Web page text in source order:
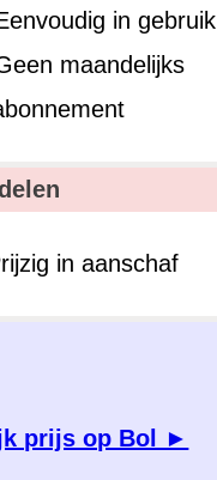
in gebruik
maandelijks
in aanschaf
prijs op Bol ►